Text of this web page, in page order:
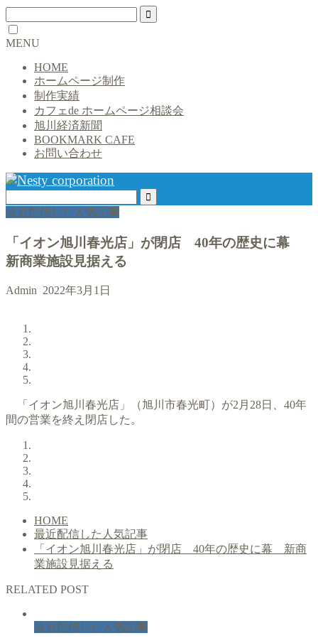
MENU
HOME
ホームページ制作
制作実績
カフェde ホームページ相談会
旭川経済新聞
BOOKMARK CAFE
お問い合わせ
最近配信した人気記事
「イオン旭川春光店」が閉店 40年の歴史に幕
新商業施設見据える
Admin 2022年3月1日
「イオン旭川春光店」（旭川市春光町）が2月28日、40年
間の営業を終え閉店した。
HOME
最近配信した人気記事
「イオン旭川春光店」が閉店 40年の歴史に幕 新商
業施設見据える
RELATED POST
最近配信した人気記事